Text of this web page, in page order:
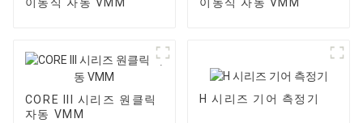
이동식 자동 VMM 이동식 자동 VMM
CORE III 시리즈 원클릭
자동 VMM
H 시리즈 기어 측정기